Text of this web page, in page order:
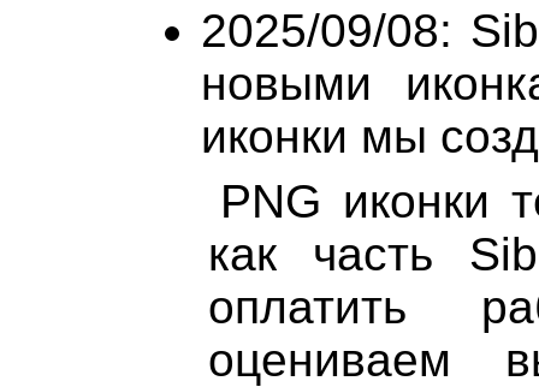
2025/09/08:
новыми
иконки мы
PNG иконки
как часть
оплатить
оцениваем